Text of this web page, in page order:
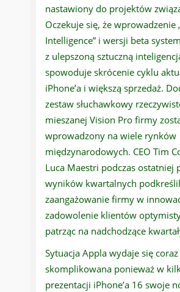
nastawiony do projektów
Oczekuje się, że wprowadzenie
Intelligence” i wersji beta
z ulepszoną sztuczną
spowoduje skrócenie cyklu
iPhone’a i większą sprzedaż.
zestaw słuchawkowy
mieszanej Vision Pro firmy
wprowadzony na wiele rynków
międzynarodowych. CEO Tim
Luca Maestri podczas ostatniej
wyników kwartalnych
zaangażowanie firmy w
zadowolenie klientów
patrząc na nadchodzące
Sytuacja Appla wydaje się
skomplikowana ponieważ w
prezentacji iPhone’a 16 swoje